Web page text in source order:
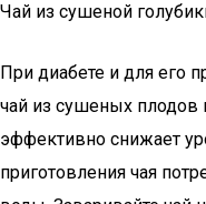
Чай из сушеной
При диабете и для его
чай из сушеных плодов
эффективно снижает
приготовления чая